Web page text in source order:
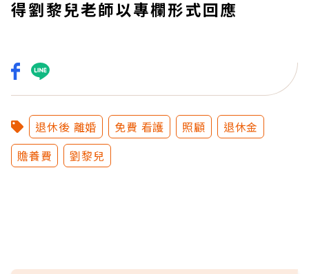
得劉黎兒老師以專欄形式回應
退休後 離婚 免費 看護 照顧
退休金
贍養費
劉黎兒